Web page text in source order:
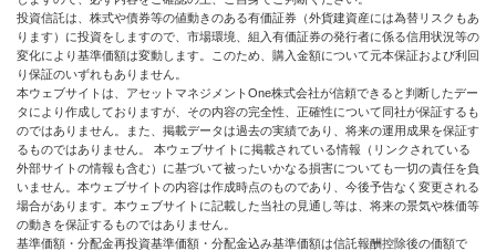
投資信託は、株式や債券等の値動きのある有価証券（外貨建資産には為替リスクもあ
ります）に投資をしますので、市場環境、組入有価証券の発行者に係る信用状況等の
変化により基準価額は変動します。このため、購入金額について元本保証および利回
り保証のいずれもありません。
本ウェブサイトは、アセットマネジメントOne株式会社が信頼できると判断したデー
タにより作成しておりますが、その内容の完全性、正確性について同社が保証するも
のではありません。また、掲載データは過去の実績であり、将来の運用成果を保証す
るものではありません。 本ウェブサイトに掲載されている情報（リンクされている
外部サイトの情報も含む）に基づいて被ったいかなる損害についても一切の責任を負
いません。本ウェブサイトの内容は作成時点のものであり、今後予告なく変更される
場合があります。本ウェブサイトに記載した当社の見通し等は、将来の景気や株価等
の動きを保証するものではありません。
基準価額・分配金再投資基準価額・分配金込み基準価額は信託報酬控除後の価額で